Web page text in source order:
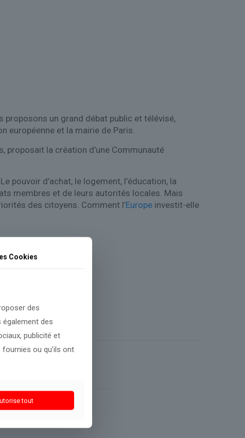
proposons un grand débat public et télévisé,
européenne et la mairie de Paris.
proposait la création d’une Communauté
pouvoir d’achat, le logement, l’éducation, la
membres et de leurs autorités locales. Mais
des citoyens. Comment l’Europe investit-elle
Cookies
des
des
publicité et
ou qu’ils ont
tout